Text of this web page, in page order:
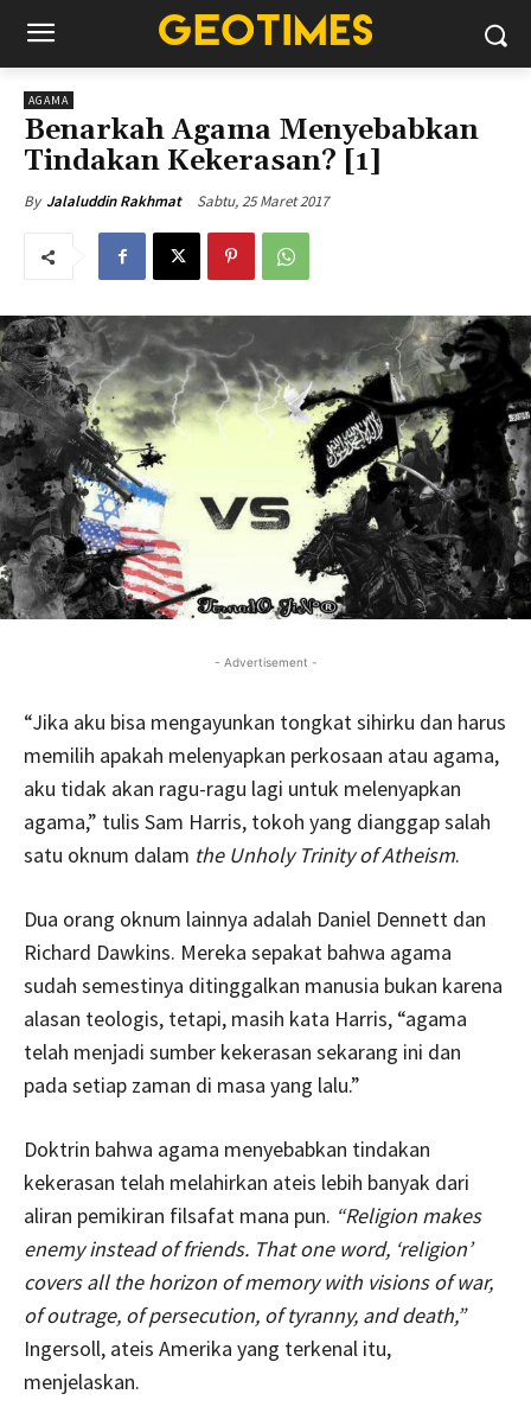
AGAMA
Benarkah Agama Menyebabkan
Tindakan Kekerasan? [1]
By Jalaluddin Rakhmat Sabtu, 25 Maret 2017
- Advertisement -
“Jika aku bisa mengayunkan tongkat sihirku dan harus
memilih apakah melenyapkan perkosaan atau agama,
aku tidak akan ragu-ragu lagi untuk melenyapkan
agama,” tulis Sam Harris, tokoh yang dianggap salah
satu oknum dalam the Unholy Trinity of Atheism.
Dua orang oknum lainnya adalah Daniel Dennett dan
Richard Dawkins. Mereka sepakat bahwa agama
sudah semestinya ditinggalkan manusia bukan karena
alasan teologis, tetapi, masih kata Harris, “agama
telah menjadi sumber kekerasan sekarang ini dan
pada setiap zaman di masa yang lalu.”
Doktrin bahwa agama menyebabkan tindakan
kekerasan telah melahirkan ateis lebih banyak dari
aliran pemikiran filsafat mana pun. “Religion makes
enemy instead of friends. That one word, ‘religion’
covers all the horizon of memory with visions of war,
of outrage, of persecution, of tyranny, and death,”
Ingersoll, ateis Amerika yang terkenal itu,
menjelaskan.